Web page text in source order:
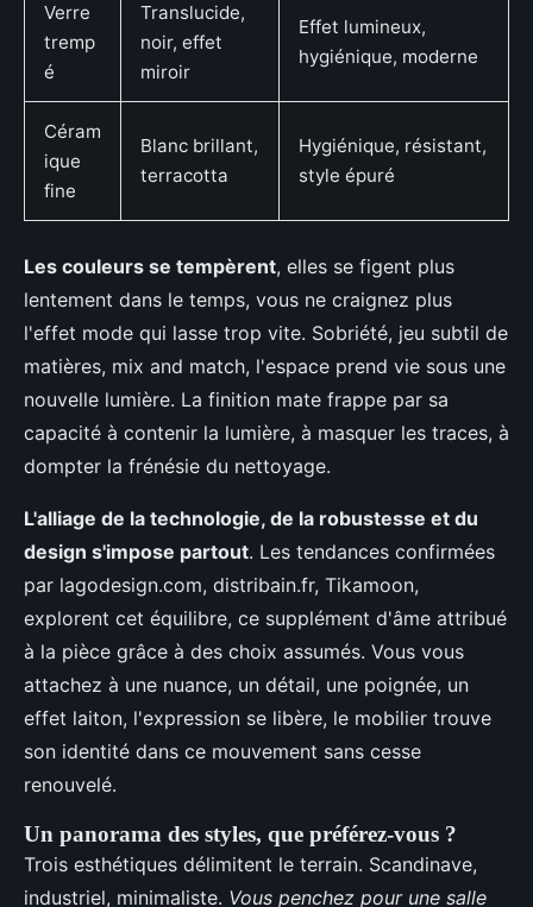
Verre
tremp
é
Translucide,
noir, effet
miroir
Effet lumineux,
hygiénique, moderne
Céram
ique
fine
Blanc brillant,
terracotta
Hygiénique, résistant,
style épuré
Les couleurs se tempèrent, elles se figent plus
lentement dans le temps, vous ne craignez plus
l'effet mode qui lasse trop vite. Sobriété, jeu subtil de
matières, mix and match, l'espace prend vie sous une
nouvelle lumière. La finition mate frappe par sa
capacité à contenir la lumière, à masquer les traces, à
dompter la frénésie du nettoyage.
L'alliage de la technologie, de la robustesse et du
design s'impose partout. Les tendances confirmées
par lagodesign.com, distribain.fr, Tikamoon,
explorent cet équilibre, ce supplément d'âme attribué
à la pièce grâce à des choix assumés. Vous vous
attachez à une nuance, un détail, une poignée, un
effet laiton, l'expression se libère, le mobilier trouve
son identité dans ce mouvement sans cesse
renouvelé.
Un panorama des styles, que préférez-vous ?
Trois esthétiques délimitent le terrain. Scandinave,
industriel, minimaliste. Vous penchez pour une salle